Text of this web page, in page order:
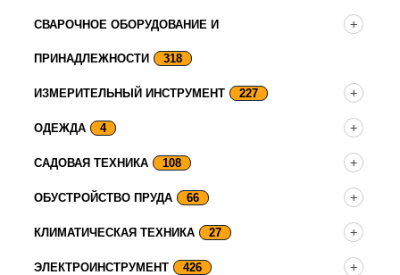
СВАРОЧНОЕ ОБОРУДОВАНИЕ И
ПРИНАДЛЕЖНОСТИ 318
ИЗМЕРИТЕЛЬНЫЙ ИНСТРУМЕНТ 227
ОДЕЖДА 4
САДОВАЯ ТЕХНИКА 108
ОБУСТРОЙСТВО ПРУДА 66
КЛИМАТИЧЕСКАЯ ТЕХНИКА 27
ЭЛЕКТРОИНСТРУМЕНТ 426